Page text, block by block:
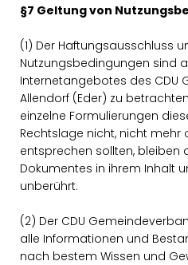
§7 Geltung von
(1) Der Haftungsausschluss
Nutzungsbedingungen sind
Internetangebotes des CDU
Allendorf (Eder) zu
einzelne Formulierungen
Rechtslage nicht, nicht
entsprechen sollten, bleiben
Dokumentes in ihrem Inhalt
unberührt.
(2) Der CDU
alle Informationen und
nach bestem Wissen und